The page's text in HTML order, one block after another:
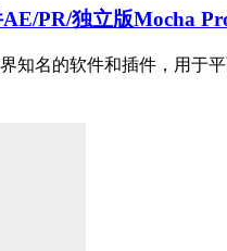
PR/独立版Mocha
知名的软件和插件，用于